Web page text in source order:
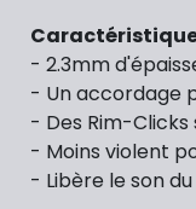
- 2.3mm
- Un accordage
- Des Rim-
- Moins violent
- Libère le son